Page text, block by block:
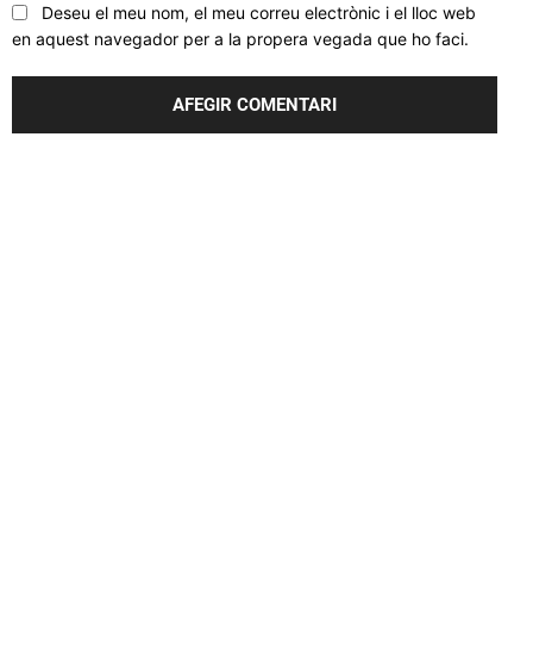
Deseu el meu nom, el meu correu electrònic i el lloc web
en aquest navegador per a la propera vegada que ho faci.